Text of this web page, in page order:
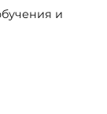
и